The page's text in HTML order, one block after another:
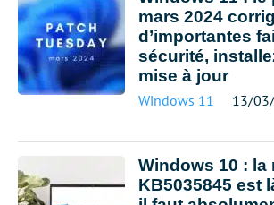
mars 2024
d’importantes
sécurité,
mise à jour
Windows 11 13/
Windows 10 : la
KB5035845 est